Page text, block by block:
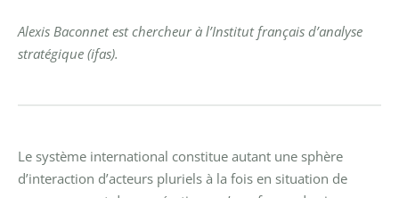
Alexis Baconnet est chercheur à l’Institut français d’analyse
stratégique (ifas).
Le système international constitue autant une sphère
d’interaction d’acteurs pluriels à la fois en situation de